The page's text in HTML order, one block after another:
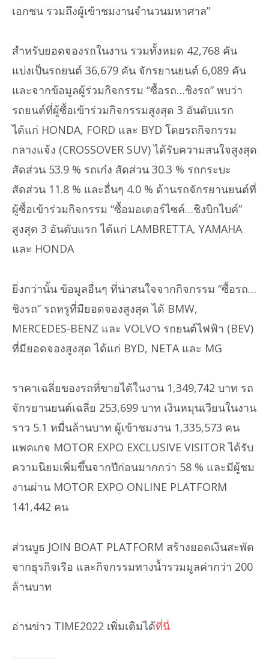
เอกชน รวมถึงผู้เข้าชมงานจำนวนมหาศาล”
สำหรับยอดจองรถในงาน รวมทั้งหมด 42,768 คัน
แบ่งเป็นรถยนต์ 36,679 คัน จักรยานยนต์ 6,089 คัน
และจากข้อมูลผู้ร่วมกิจกรรม “ซื้อรถ…ชิงรถ” พบว่า
รถยนต์ที่ผู้ซื้อเข้าร่วมกิจกรรมสูงสุด 3 อันดับแรก
ได้แก่ HONDA, FORD และ BYD โดยรถกิจกรรม
กลางแจ้ง (CROSSOVER SUV) ได้รับความสนใจสูงสุด
สัดส่วน 53.9 % รถเก๋ง สัดส่วน 30.3 % รถกระบะ
สัดส่วน 11.8 % และอื่นๆ 4.0 % ด้านรถจักรยานยนต์ที่
ผู้ซื้อเข้าร่วมกิจกรรม “ซื้อมอเตอร์ไซค์…ชิงบิกไบค์”
สูงสุด 3 อันดับแรก ได้แก่ LAMBRETTA, YAMAHA
และ HONDA
ยิ่งกว่านั้น ข้อมูลอื่นๆ ที่น่าสนใจจากกิจกรรม “ซื้อรถ…
ชิงรถ” รถหรูที่มียอดจองสูงสุด ได้ BMW,
MERCEDES-BENZ และ VOLVO รถยนต์ไฟฟ้า (BEV)
ที่มียอดจองสูงสุด ได้แก่ BYD, NETA และ MG
ราคาเฉลี่ยของรถที่ขายได้ในงาน 1,349,742 บาท รถ
จักรยานยนต์เฉลี่ย 253,699 บาท เงินหมุนเวียนในงาน
ราว 5.1 หมื่นล้านบาท ผู้เข้าชมงาน 1,335,573 คน
แพคเกจ MOTOR EXPO EXCLUSIVE VISITOR ได้รับ
ความนิยมเพิ่มขึ้นจากปีก่อนมากกว่า 58 % และมีผู้ชม
งานผ่าน MOTOR EXPO ONLINE PLATFORM
141,442 คน
ส่วนบูธ JOIN BOAT PLATFORM สร้างยอดเงินสะพัด
จากธุรกิจเรือ และกิจกรรมทางน้ำรวมมูลค่ากว่า 200
ล้านบาท
อ่านข่าว TIME2022 เพิ่มเติมได้ที่นี่